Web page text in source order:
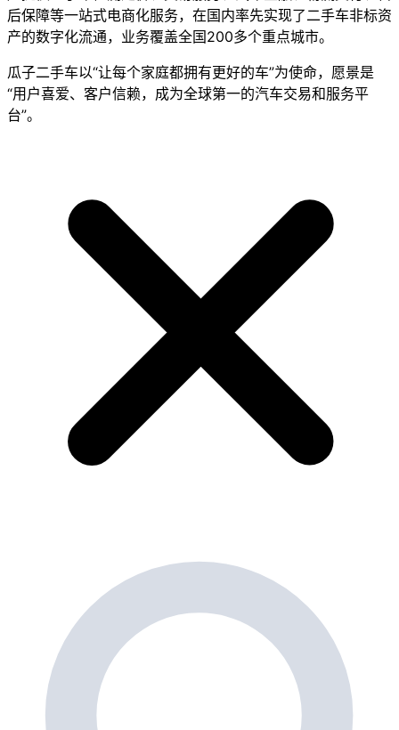
后保障等一站式电商化服务，在国内率先实现了二手车非标资
产的数字化流通，业务覆盖全国200多个重点城市。
瓜子二手车以“让每个家庭都拥有更好的车”为使命，愿景是
“用户喜爱、客户信赖，成为全球第一的汽车交易和服务平
台”。